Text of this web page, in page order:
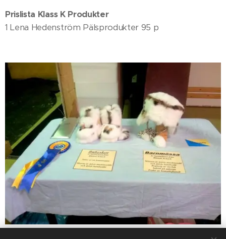
Prislista Klass K Produkter
1 Lena Hedenström Pälsprodukter 95 p